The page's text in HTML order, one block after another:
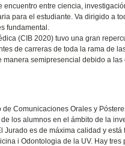
entre ciencia,
para el estudiante. Va dirigido a
fundamental.
(CIB 2020) tuvo una gran
de carreras de toda la rama de
semipresencial debido a
Comunicaciones Orales y
los alumnos en el ámbito de la
es de máxima calidad y
i Odontologia de la UV. Hay